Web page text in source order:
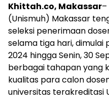
Khittah.co, Makassar
(Unismuh) Makassar
seleksi penerimaan
selama tiga hari, dimulai
2024 hingga Senin, 30
berbagai tahapan yang
kualitas para calon
universitas terakreditasi